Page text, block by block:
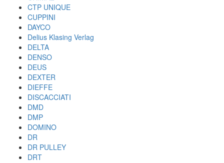
CTP UNIQUE
CUPPINI
DAYCO
Delius Klasing Verlag
DELTA
DENSO
DEUS
DEXTER
DIEFFE
DISCACCIATI
DMD
DMP
DOMINO
DR
DR PULLEY
DRT